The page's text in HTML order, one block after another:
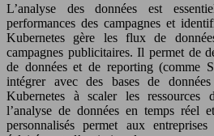
L’analyse des données est
performances des campagnes et
Kubernetes gère les flux de
campagnes publicitaires. Il permet de
de données et de reporting (comme
intégrer avec des bases de
Kubernetes à scaler les ressources
l’analyse de données en temps réel
personnalisés permet aux